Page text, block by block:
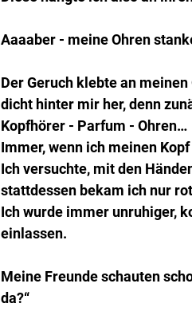
Aaaaber - meine Ohren
Der Geruch klebte an
dicht hinter mir her, denn
Kopfhörer - Parfum - Ohren…
Immer, wenn ich meinen
Ich versuchte, mit den
stattdessen bekam ich nur
Ich wurde immer unruhiger,
einlassen.
Meine Freunde schauten
da?“